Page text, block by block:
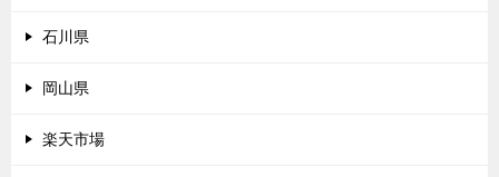
石川県
岡山県
楽天市場